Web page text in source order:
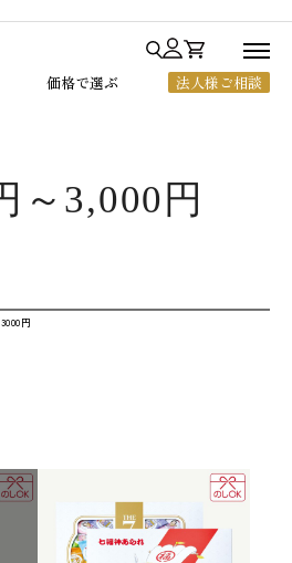
価格で選ぶ 法人様ご相談
キング
こだわり
法人様 ご相談窓口
お問い合わせ
～3,000円
円